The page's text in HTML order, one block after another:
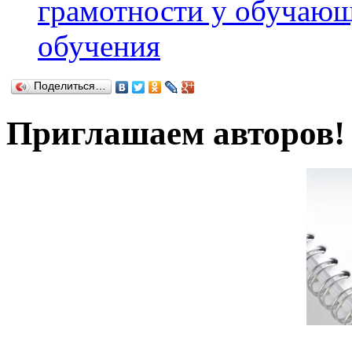
грамотности у
обучения
Поделиться…
Приглашаем авторов!